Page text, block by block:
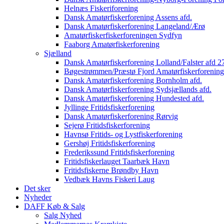
Helnæs Fiskeriforening
Dansk Amatørfiskerforening Assens afd.
Dansk Amatørfiskerforening Langeland/Ærø
Amatørfiskerfiskerforeningen Sydfyn
Faaborg Amatørfiskerforening
Sjælland
Dansk Amatørfiskerforening Lolland/Falster afd
Bøgestrømmen/Præstø Fjord Amatørfiskerforening
Dansk Amatørfiskerforening Bornholm afd.
Dansk Amatørfiskerforening Sydsjællands afd.
Dansk Amatørfiskerforening Hundested afd.
Jyllinge Fritidsfiskerforening
Dansk Amatørfiskerforening Rørvig
Sejerø Fritidsfiskerforening
Havnsø Fritids- og Lystfiskerforening
Gershøj Fritidsfiskerforening
Frederikssund Fritidsfiskerforening
Fritidsfiskerlauget Taarbæk Havn
Fritidsfiskerne Brøndby Havn
Vedbæk Havns Fiskeri Laug
Det sker
Nyheder
DAFF Køb & Salg
Salg Nyhed